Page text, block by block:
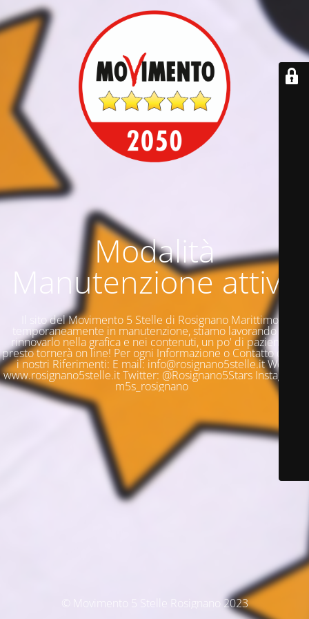
Modalità
Manutenzione attiva
Il sito del Movimento 5 Stelle di Rosignano Marittimo è
temporaneamente in manutenzione, stiamo lavorando per
rinnovarlo nella grafica e nei contenuti, un po' di pazienza e
presto tornerà on line! Per ogni Informazione o Contatto questi
i nostri Riferimenti: E mail: info@rosignano5stelle.it Web:
www.rosignano5stelle.it Twitter: @Rosignano5Stars Instagram:
m5s_rosignano
© Movimento 5 Stelle Rosignano 2023